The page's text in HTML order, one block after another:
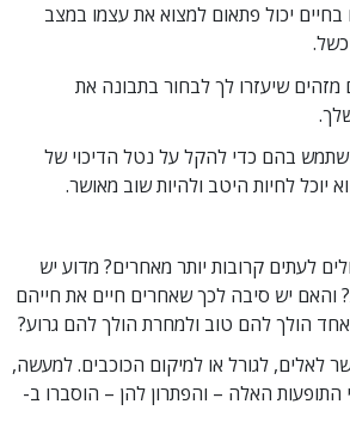
יכול פתאום למצוא את עצמו במצב
מזהים שיעזרו לך לבחור בתבונה את
בהם כדי להקל על נטל הדיכוי של
יוכל לחיות היטב ולהיות שוב מאושר.
לעתים קרובות יותר מאחרים? מדוע יש
והאם יש סיבה לכך שאחרים חיים את חייהם
אחד הולך להם טוב ולמחרת הולך להם גרוע?
לאלים, לגורל או למיקום הכוכבים. למעשה,
האלה – והפתרון להן – הוסברו ב-